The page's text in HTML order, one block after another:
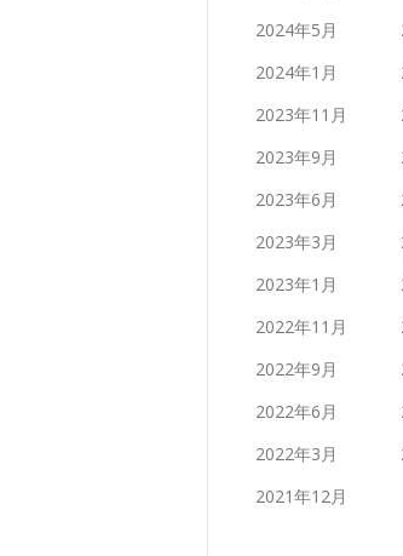
2024年5月
2024年1月
2023年11月
2023年9月
2023年6月
2023年3月
2023年1月
2022年11月
2022年9月
2022年6月
2022年3月
2021年12月